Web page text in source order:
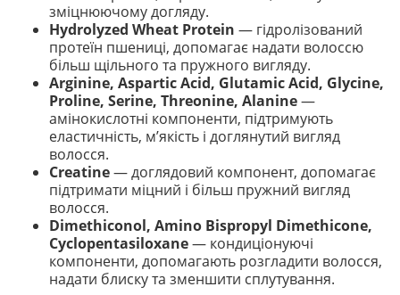
зміцнюючому догляду.
Hydrolyzed Wheat Protein — гідролізований
протеїн пшениці, допомагає надати волоссю
більш щільного та пружного вигляду.
Arginine, Aspartic Acid, Glutamic Acid, Glycine,
Proline, Serine, Threonine, Alanine—
амінокислотні компоненти, підтримують
еластичність, м’якість і доглянутий вигляд
волосся.
Creatine— доглядовий компонент, допомагає
підтримати міцний і більш пружний вигляд
волосся.
Dimethiconol, Amino Bispropyl Dimethicone,
Cyclopentasiloxane— кондиціонуючі
компоненти, допомагають розгладити волосся,
надати блиску та зменшити сплутування.